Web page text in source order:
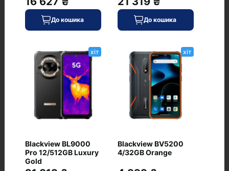
В наявності
Код: AS-1571
До кошика
В наявності
0
14 999 ₴
До кошика До кошика
хіт
Blackview BL9000
Pro 12/512GB Luxury
Gold
хіт
Blackview BV5200
4/32GB Orange